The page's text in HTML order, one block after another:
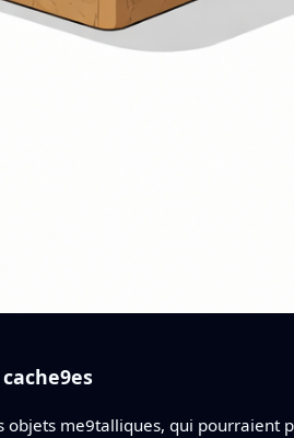
objets me9talliques, qui